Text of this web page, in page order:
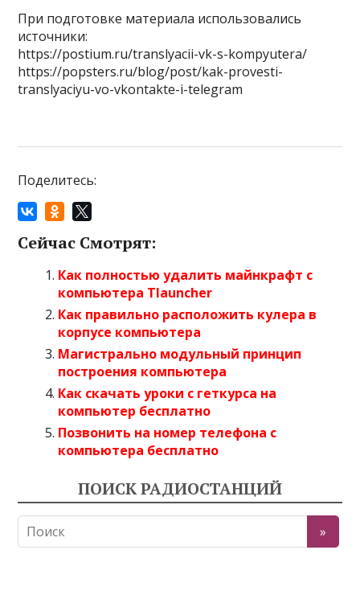
При подготовке материала использовались
источники:
https://postium.ru/translyacii-vk-s-kompyutera/
https://popsters.ru/blog/post/kak-provesti-
translyaciyu-vo-vkontakte-i-telegram
Поделитесь:
Сейчас Смотрят:
Как полностью удалить майнкрафт с
компьютера Tlauncher
Как правильно расположить кулера в
корпусе компьютера
Магистрально модульный принцип
построения компьютера
Как скачать уроки с геткурса на
компьютер бесплатно
Позвонить на номер телефона с
компьютера бесплатно
ПОИСК РАДИОСТАНЦИЙ